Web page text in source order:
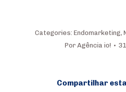
Categories: Endomarketing,
Por Agência io!
Compartilhar